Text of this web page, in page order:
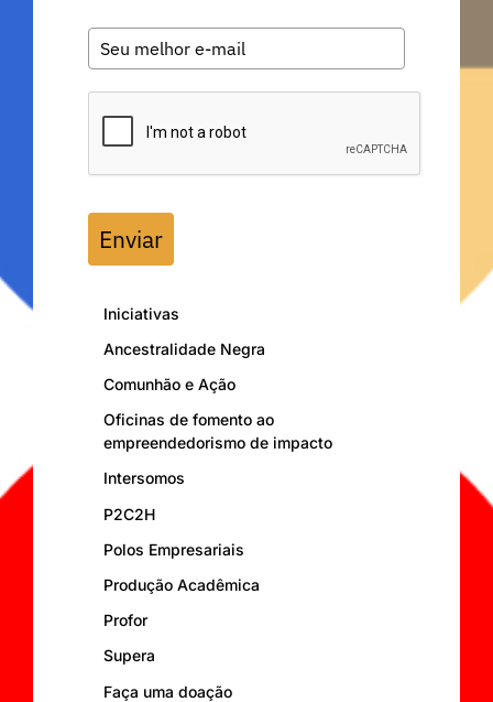
Enviar
Iniciativas
Ancestralidade Negra
Comunhão e Ação
Oficinas de fomento ao
empreendedorismo de impacto
Intersomos
P2C2H
Polos Empresariais
Produção Acadêmica
Profor
Supera
Faça uma doação